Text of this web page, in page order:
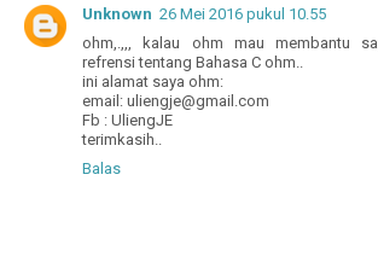
Unknown 26 Mei 2016 pukul 10.55
ohm,.,,, kalau ohm mau membantu
refrensi tentang Bahasa C ohm..
ini alamat saya ohm:
email: uliengje@gmail.com
Fb : UliengJE
terimkasih..
Balas